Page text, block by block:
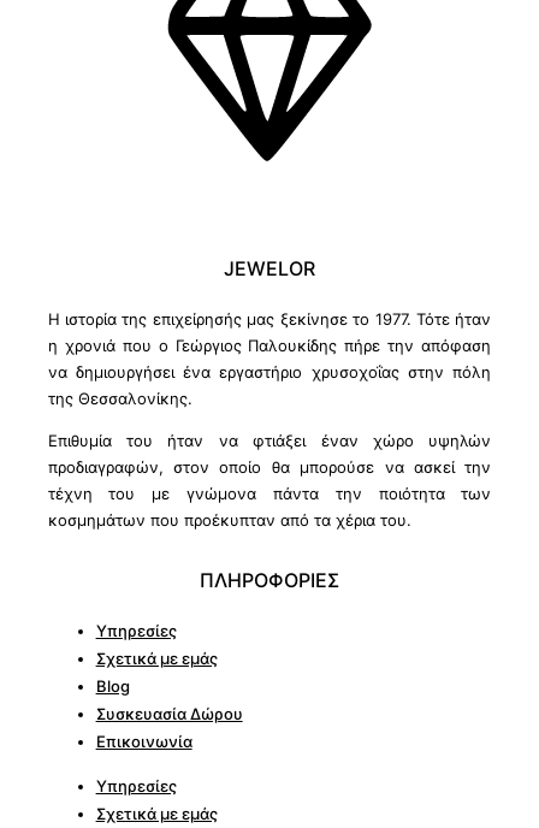
JEWELOR
Η ιστορία της επιχείρησής μας ξεκίνησε το 1977. Τότε ήταν
η χρονιά που ο Γεώργιος Παλουκίδης πήρε την απόφαση
να δημιουργήσει ένα εργαστήριο χρυσοχοΐας στην πόλη
της Θεσσαλονίκης.
Επιθυμία του ήταν να φτιάξει έναν χώρο υψηλών
προδιαγραφών, στον οποίο θα μπορούσε να ασκεί την
τέχνη του με γνώμονα πάντα την ποιότητα των
κοσμημάτων που προέκυπταν από τα χέρια του.
ΠΛΗΡΟΦΟΡΙΕΣ
Υπηρεσίες
Σχετικά με εμάς
Blog
Συσκευασία Δώρου
Επικοινωνία
Υπηρεσίες
Σχετικά με εμάς